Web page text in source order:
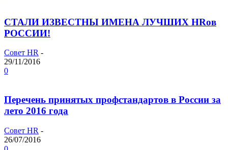
СТАЛИ ИЗВЕСТНЫ ИМЕНА ЛУЧШИХ HRов
РОССИИ!
Совет HR -
29/11/2016
0
Перечень принятых профстандартов в России за
лето 2016 года
Совет HR -
26/07/2016